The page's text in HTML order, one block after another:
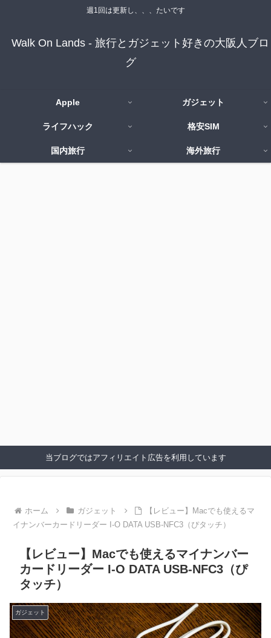
週1回は更新し、、、たいです
Walk On Lands - 旅行とガジェット好きの大阪人ブロ
グ
Apple ガジェット
ライフハック 格安SIM
国内旅行 海外旅行
当ブログではアフィリエイト広告を利用しています
ホーム ガジェット
【レビュー】Macでも使えるマ
イナンバーカードリーダー I-O DATA USB-NFC3（ぴタッチ）
【レビュー】Macでも使えるマイナンバー
カードリーダー I-O DATA USB-NFC3（ぴ
タッチ）
ガジェット